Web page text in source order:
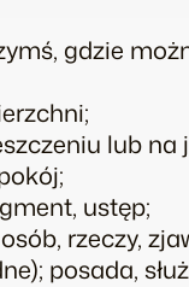
gdzie
lub na
ustęp;
rzeczy,
posada,